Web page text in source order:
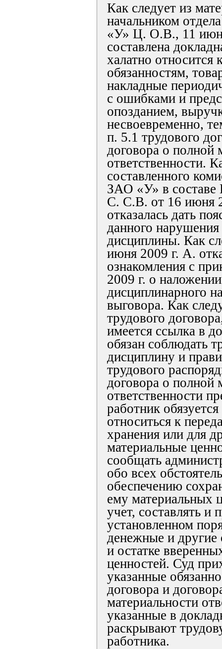
Как следует из
начальником
«У» Ц. О.В., 11
составлена
халатно относится
обязанностям,
накладные
с ошибками и
опозданием,
несвоевременно,
п. 5.1 трудового
договора о полной
ответственности.
составленного
ЗАО «У» в
С. С.В. от 16 июня
отказалась дать
данного
дисциплины. Как
июня 2009 г. А.
ознакомления с
2009 г. о
дисциплинарного
выговора. Как
трудового
имеется ссылка в
обязан соблюдать
дисциплину и
трудового
договора о полной
ответственности
работник
относиться к
хранения или для
материальные
сообщать
обо всех
обеспечению
ему материальных
учет, составлять и
установленном
денежные и
и остатке
ценностей. Суд
указанные
договора и
материальности
указанные в
раскрывают
работника.